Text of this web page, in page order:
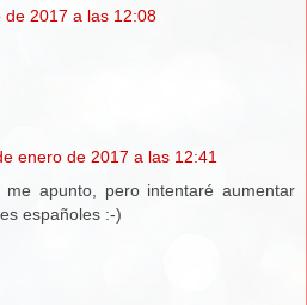
de 2017 a las 12:08
enero de 2017 a las 12:41
apunto, pero intentaré aumentar
españoles :-)